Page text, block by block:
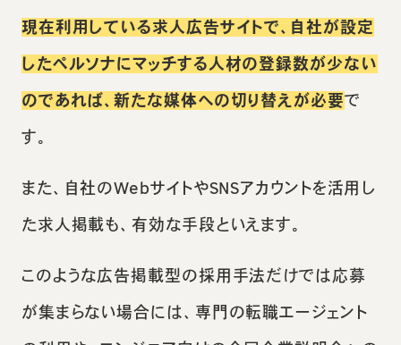
現在利用している求人広告サイトで、自社が設定
したペルソナにマッチする人材の登録数が少ない
のであれば、新たな媒体への切り替えが必要で
す。
また、自社のWebサイトやSNSアカウントを活用し
た求人掲載も、有効な手段といえます。
このような広告掲載型の採用手法だけでは応募
が集まらない場合には、専門の転職エージェント